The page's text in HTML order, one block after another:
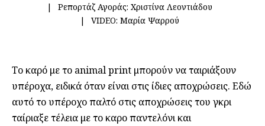
Ρεπορτάζ Αγοράς: Χριστίνα Λεοντιάδου
VIDEO: Μαρία Ψαρρού
Το καρό με το animal print μπορούν να ταιριάξουν
υπέροχα, ειδικά όταν είναι στις ίδιες αποχρώσεις. Εδώ
αυτό το υπέροχο παλτό στις αποχρώσεις του γκρι
ταίριαξε τέλεια με το καρο παντελόνι και